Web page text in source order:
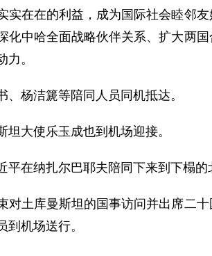
实在在的利益，成为国际社会睦邻
化中哈全面战略伙伴关系、扩大两
。
杨洁篪等陪同人员同机抵达。
大使乐玉成也到机场迎接。
在纳扎尔巴耶夫陪同下来到下榻的
土库曼斯坦的国事访问并出席二十
到机场送行。